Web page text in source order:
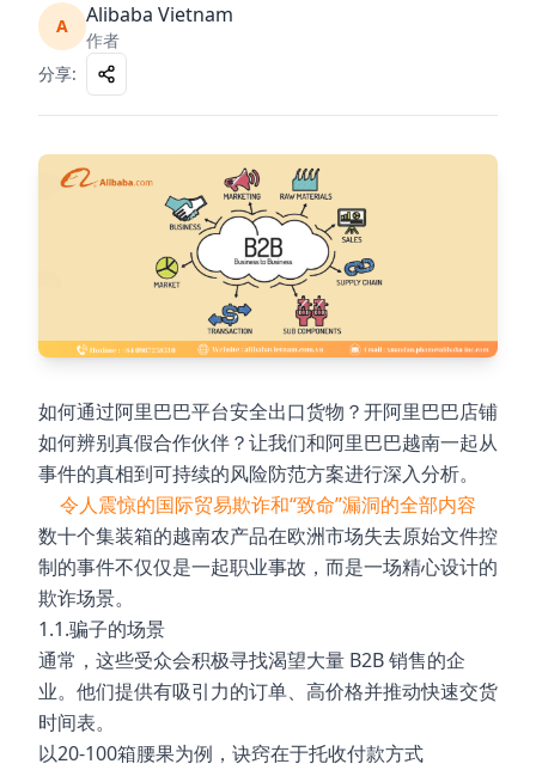
A Alibaba Vietnam
作者
分享:
如何通过阿里巴巴平台安全出口货物？开阿里巴巴店铺
如何辨别真假合作伙伴？让我们和阿里巴巴越南一起从
事件的真相到可持续的风险防范方案进行深入分析。
令人震惊的国际贸易欺诈和“致命”漏洞的全部内容
数十个集装箱的越南农产品在欧洲市场失去原始文件控
制的事件不仅仅是一起职业事故，而是一场精心设计的
欺诈场景。
1.1.骗子的场景
通常，这些受众会积极寻找渴望大量 B2B 销售的企
业。他们提供有吸引力的订单、高价格并推动快速交货
时间表。
以20-100箱腰果为例，诀窍在于托收付款方式